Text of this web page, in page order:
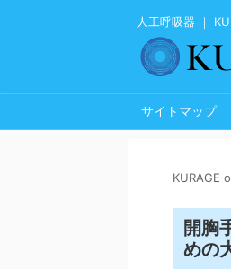
人工呼吸器 ｜
サイトマップ
KURAGE
開胸
めの